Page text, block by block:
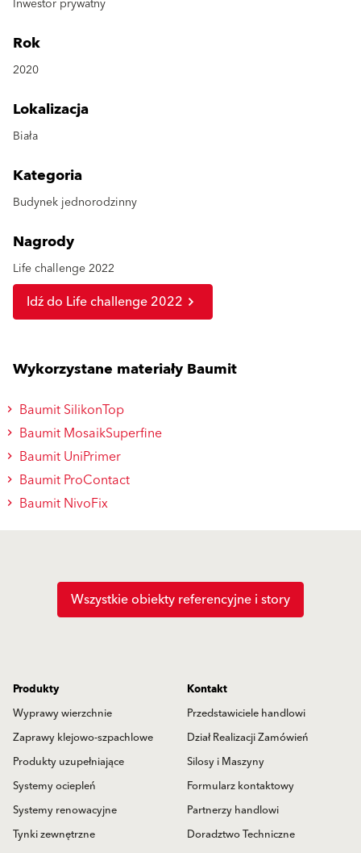
Inwestor prywatny
Rok
2020
Lokalizacja
Biała
Kategoria
Budynek jednorodzinny
Nagrody
Life challenge 2022
Idź do Life challenge 2022
Wykorzystane materiały Baumit
Baumit SilikonTop
Baumit MosaikSuperfine
Baumit UniPrimer
Baumit ProContact
Baumit NivoFix
Wszystkie obiekty referencyjne i story
Produkty
Wyprawy wierzchnie
Zaprawy klejowo-szpachlowe
Produkty uzupełniające
Systemy ociepleń
Systemy renowacyjne
Tynki zewnętrzne
Kontakt
Przedstawiciele handlowi
Dział Realizacji Zamówień
Silosy i Maszyny
Formularz kontaktowy
Partnerzy handlowi
Doradztwo Techniczne